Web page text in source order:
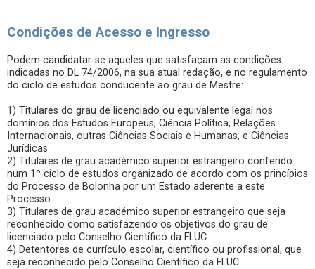
Condições de Acesso e Ingresso
Podem candidatar-se aqueles que satisfaçam as condições
indicadas no DL 74/2006, na sua atual redação, e no regulamento
do ciclo de estudos conducente ao grau de Mestre:
1) Titulares do grau de licenciado ou equivalente legal nos
domínios dos Estudos Europeus, Ciência Política, Relações
Internacionais, outras Ciências Sociais e Humanas, e Ciências
Jurídicas
2) Titulares de grau académico superior estrangeiro conferido
num 1º ciclo de estudos organizado de acordo com os princípios
do Processo de Bolonha por um Estado aderente a este
Processo
3) Titulares de grau académico superior estrangeiro que seja
reconhecido como satisfazendo os objetivos do grau de
licenciado pelo Conselho Científico da FLUC
4) Detentores de currículo escolar, científico ou profissional, que
seja reconhecido pelo Conselho Científico da FLUC.